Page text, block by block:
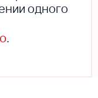
одного
.